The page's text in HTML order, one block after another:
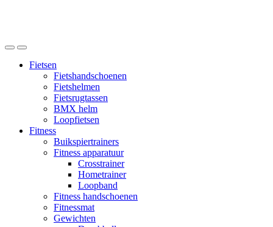
Fietsen
Fietshandschoenen
Fietshelmen
Fietsrugtassen
BMX helm
Loopfietsen
Fitness
Buikspiertrainers
Fitness apparatuur
Crosstrainer
Hometrainer
Loopband
Fitness handschoenen
Fitnessmat
Gewichten